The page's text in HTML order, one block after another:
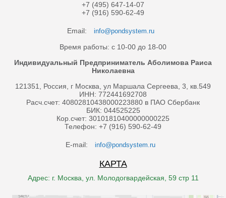
+7 (495) 647-14-07
+7 (916) 590-62-49
Email: info@pondsystem.ru
Время работы: с 10-00 до 18-00
Индивидуальный Предприниматель Аболимова Раиса
Николаевна
121351, Россия, г Москва, ул Маршала Сергеева, 3, кв.549
ИНН: 772441692708
Расч.счет: 40802810438000223880 в ПАО Сбербанк
БИК: 044525225
Кор.счет: 30101810400000000225
Телефон: +7 (916) 590-62-49
E-mail: info@pondsystem.ru
КАРТА
Адрес: г. Москва, ул. Молодогвардейская, 59 стр 11